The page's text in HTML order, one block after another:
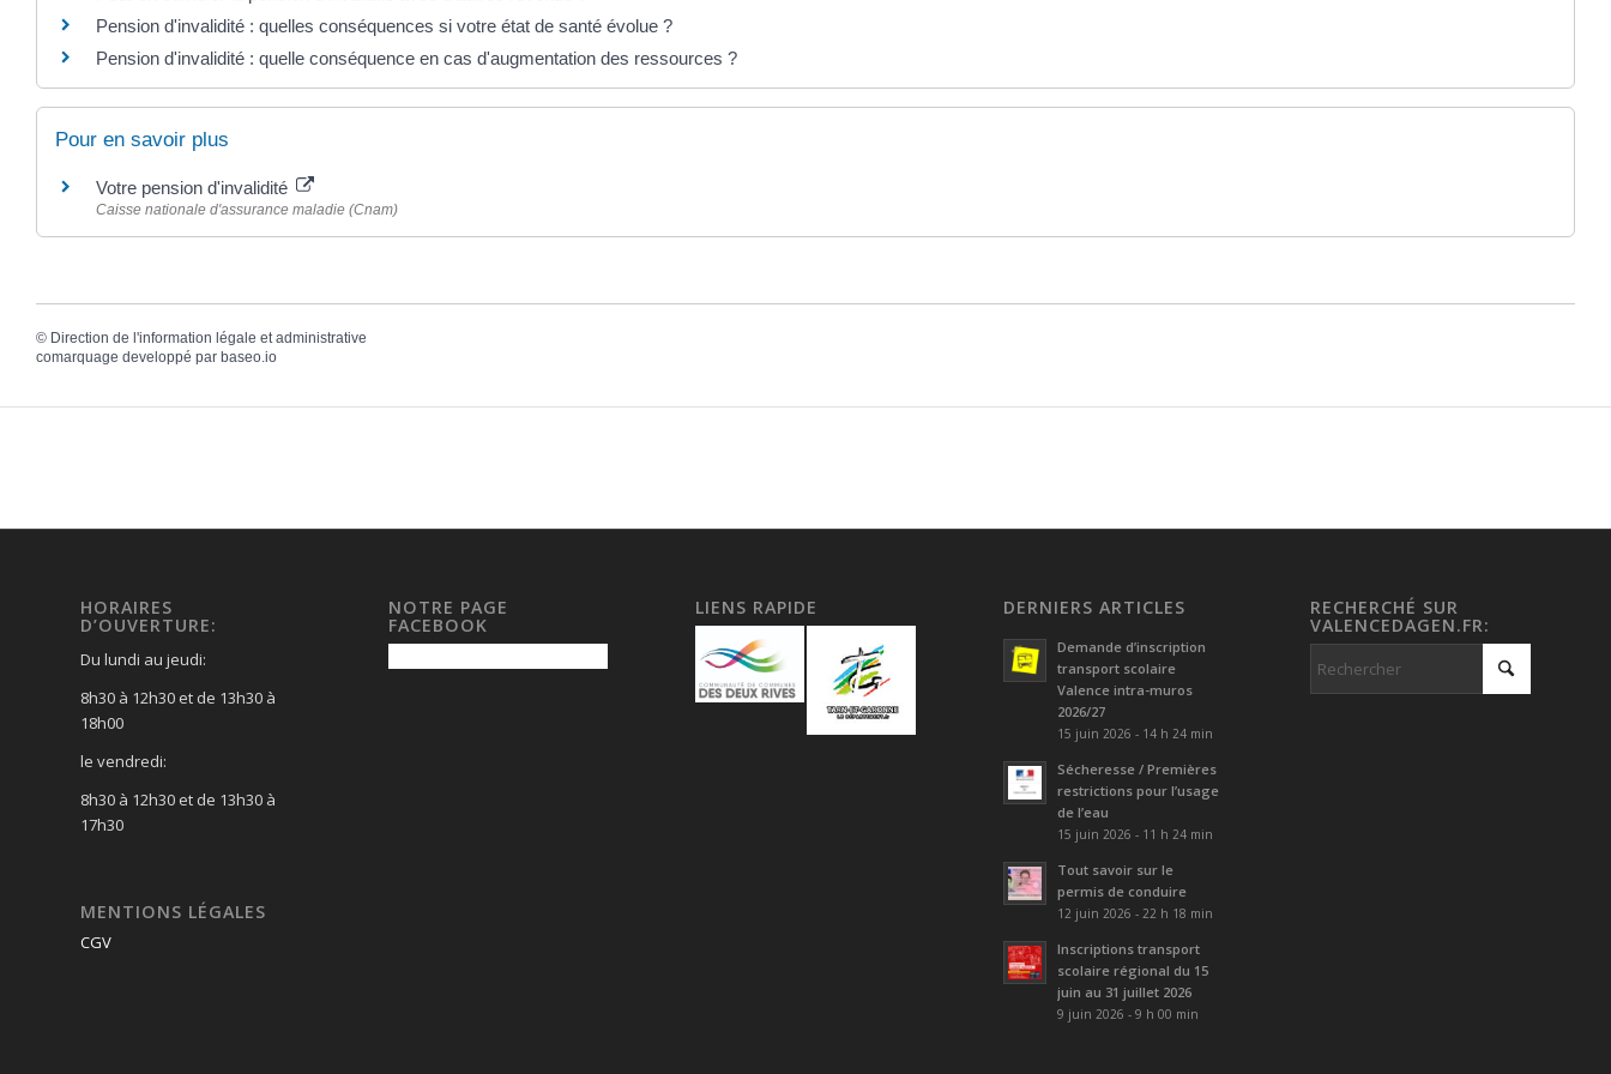
Pension d'invalidité : quelles conséquences si votre état de santé évolue ?
Pension d'invalidité : quelle conséquence en cas d'augmentation des ressources ?
Pour en savoir plus
Votre pension d'invalidité
Caisse nationale d'assurance maladie (Cnam)
© Direction de l'information légale et administrative
comarquage developpé par baseo.io
HORAIRES
D’OUVERTURE:
Du lundi au jeudi:
8h30 à 12h30 et de 13h30 à
18h00
le vendredi:
8h30 à 12h30 et de 13h30 à
17h30
MENTIONS LÉGALES
CGV
NOTRE PAGE
FACEBOOK
LIENS RAPIDE DERNIERS ARTICLES
Demande d’inscription
transport scolaire
Valence intra-muros
2026/27
15 juin 2026 - 14 h 24 min
Sécheresse / Premières
restrictions pour l’usage
de l’eau
15 juin 2026 - 11 h 24 min
Tout savoir sur le
permis de conduire
12 juin 2026 - 22 h 18 min
Inscriptions transport
scolaire régional du 15
juin au 31 juillet 2026
9 juin 2026 - 9 h 00 min
RECHERCHÉ SUR
VALENCEDAGEN.FR: